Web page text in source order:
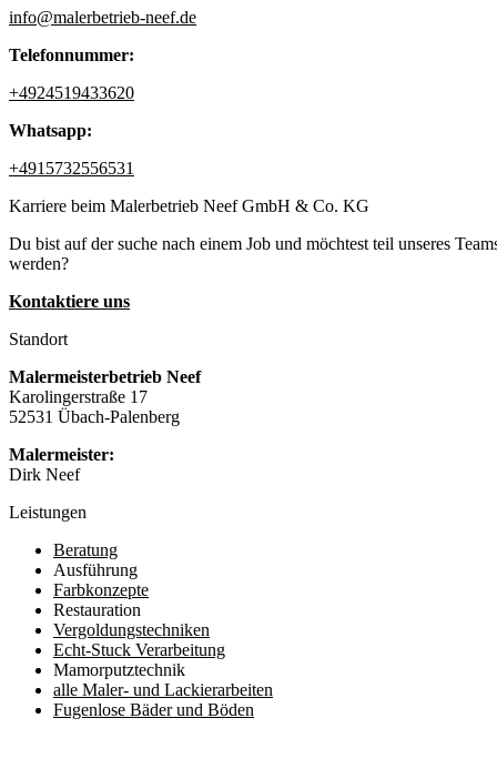
info@malerbetrieb-neef.de
Telefonnummer:
+4924519433620
Whatsapp:
+4915732556531
Karriere beim Malerbetrieb Neef GmbH & Co. KG
Du bist auf der suche nach einem Job und möchtest teil unseres
werden?
Kontaktiere uns
Standort
Malermeisterbetrieb Neef
Karolingerstraße 17
52531 Übach-Palenberg
Malermeister:
Dirk Neef
Leistungen
Beratung
Ausführung
Farbkonzepte
Restauration
Vergoldungstechniken
Echt-Stuck Verarbeitung
Mamorputztechnik
alle Maler- und Lackierarbeiten
Fugenlose Bäder und Böden